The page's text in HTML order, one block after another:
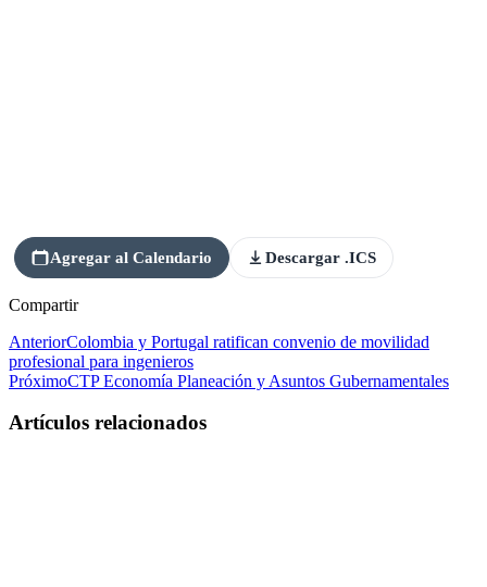
Agregar al Calendario Descargar .ICS
Compartir
AnteriorColombia y Portugal ratifican convenio de movilidad
profesional para ingenieros
PróximoCTP Economía Planeación y Asuntos Gubernamentales
Artículos relacionados